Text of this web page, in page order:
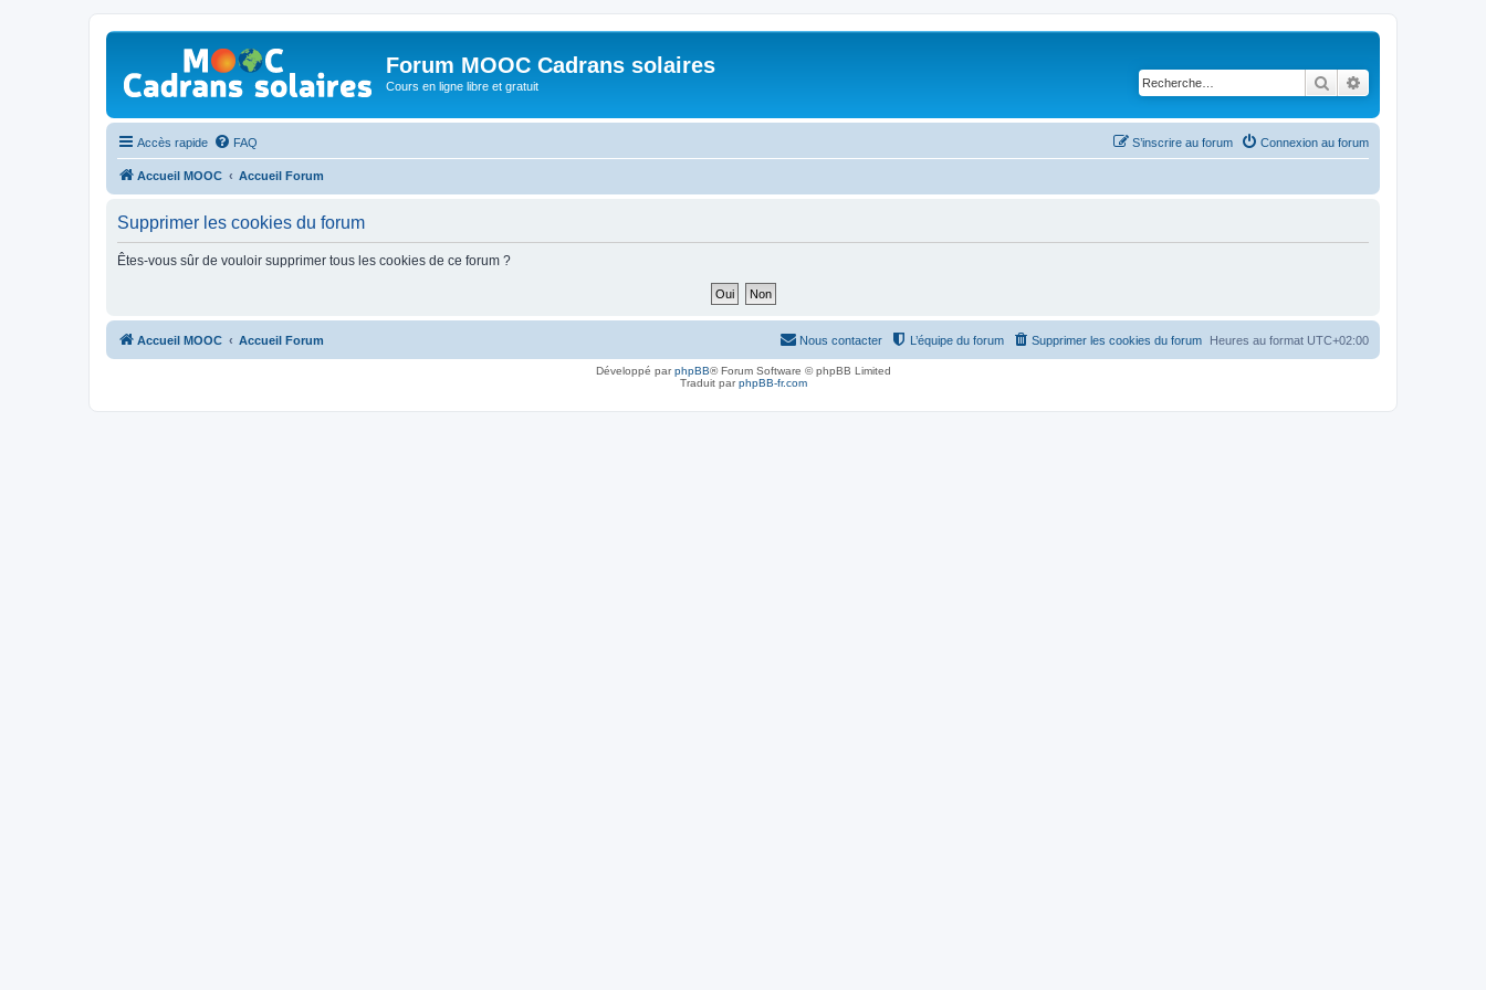
Forum MOOC Cadrans solaires
Cours en ligne libre et gratuit Rechercher
Accès rapide FAQ Connexion au forum
S’inscrire au forum
Accueil MOOC Accueil Forum
Supprimer les cookies du forum
Êtes-vous sûr de vouloir supprimer tous les cookies de ce forum ?
Accueil MOOC Accueil Forum Heures au format UTC+02:00
Supprimer les cookies du forum
L’équipe du forum
Nous contacter
Développé parphpBB® Forum Software © phpBB Limited
Traduit parphpBB-fr.com